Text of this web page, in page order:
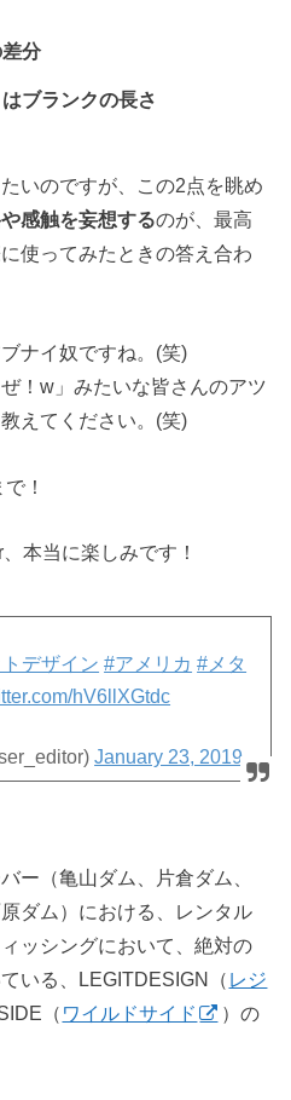
分
ブランクの長さ
いのですが、この2点を眺め
感触を妄想するのが、最高
使ってみたときの答え合わ
ナイ奴ですね。(笑)
！w」みたいな皆さんのアツ
えてください。(笑)
で！
本当に楽しみです！
デザイン #アメリカ #メタ
hV6llXGtdc
January 23, 2019
ー（亀山ダム、片倉ダム、
ダム）における、レンタル
ッシングにおいて、絶対の
いる、LEGITDESIGN（ レジ
（ ワイルドサイド
）の